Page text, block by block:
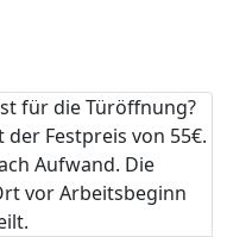
für die Türöffnung?
Festpreis von 55€.
Aufwand. Die
vor Arbeitsbeginn